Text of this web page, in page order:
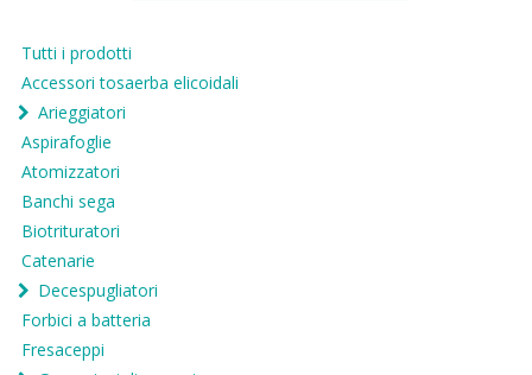
Tutti i prodotti
Accessori tosaerba elicoidali
Arieggiatori
Aspirafoglie
Atomizzatori
Banchi sega
Biotrituratori
Catenarie
Decespugliatori
Forbici a batteria
Fresaceppi